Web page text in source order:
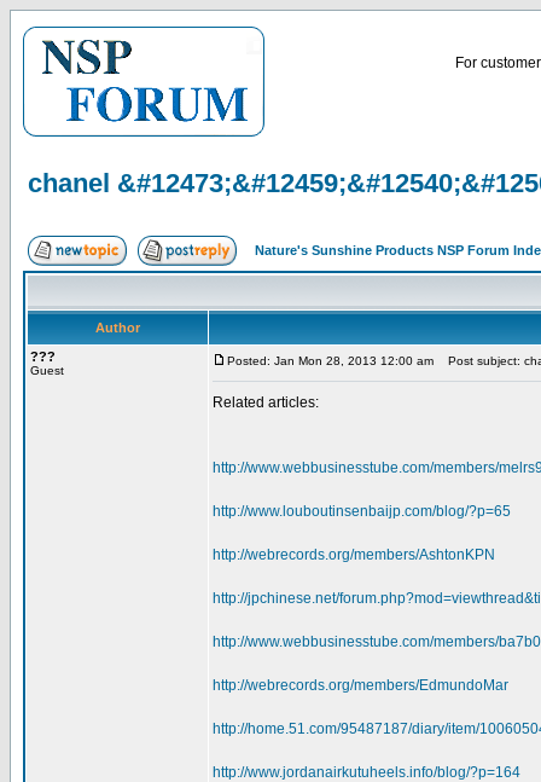
For
chanel
Nature's Sunshine Products NSP Forum
Author
???
Guest
Posted: Jan Mon 28, 2013 12:00 am Post subject:
Related articles:
http://www.webbusinesstube.com/members/
http://www.louboutinsenbaijp.com/blog/?p=65
http://webrecords.org/members/AshtonKPN
http://jpchinese.net/
http://www.webbusinesstube.com/members/
http://webrecords.org/members/EdmundoMar
http://home.51.com/95487187/diary/item/
http://www.jordanairkutuheels.info/blog/?p=164